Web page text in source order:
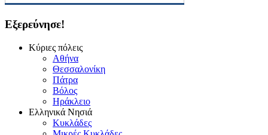
Εξερεύνησε!
Κύριες πόλεις
Αθήνα
Θεσσαλονίκη
Πάτρα
Βόλος
Ηράκλειο
Ελληνικά Νησιά
Κυκλάδες